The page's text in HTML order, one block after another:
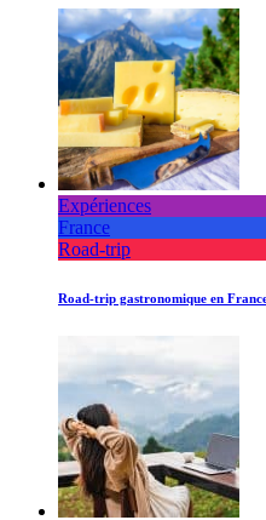
Expériences
France
Road-trip
Road-trip gastronomique en